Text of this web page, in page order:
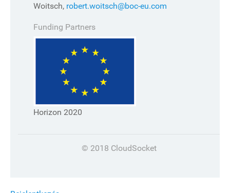
Woitsch, robert.woitsch@boc-eu.com
Funding Partners
Horizon 2020
© 2018 CloudSocket